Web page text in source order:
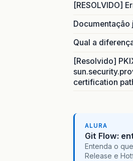
[RESOLVIDO]
Documentação
Qual a
[Resolvido]
certification
ALURA
Git Flow:
Entenda o
Release e